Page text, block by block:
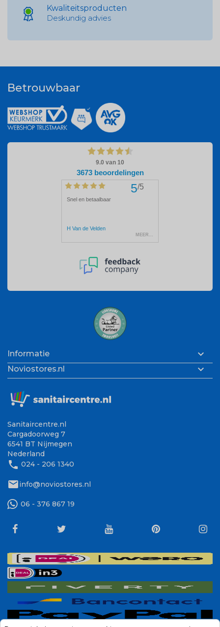
Kwaliteitsproducten
Deskundig advies
Betrouwbaar
Informatie 
Noviostores.nl 
Sanitaircentre.nl
Cargadoorweg 7
6541 BT Nijmegen
Nederland
phone 024 - 206 1340
mailinfo@noviostores.nl
06 - 376 867 19